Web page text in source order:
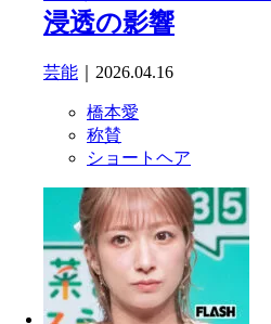
浸透の影響
芸能 ｜2026.04.16
橋本愛
称賛
ショートヘア